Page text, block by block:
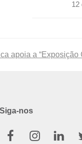
12
apoia a “Exposição
Siga-nos
Facebook